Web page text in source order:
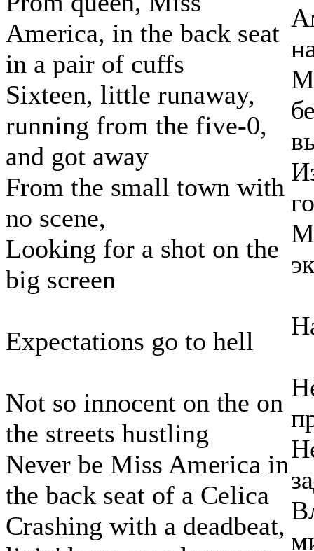
America, in the back seat
in a pair of cuffs
Sixteen, little runaway,
running from the five-0,
and got away
From the small town with
no scene,
Looking for a shot on the
big screen
Expectations go to hell
Not so innocent on the on
the streets hustling
Never be Miss America in
the back seat of a Celica
Crashing with a deadbeat,